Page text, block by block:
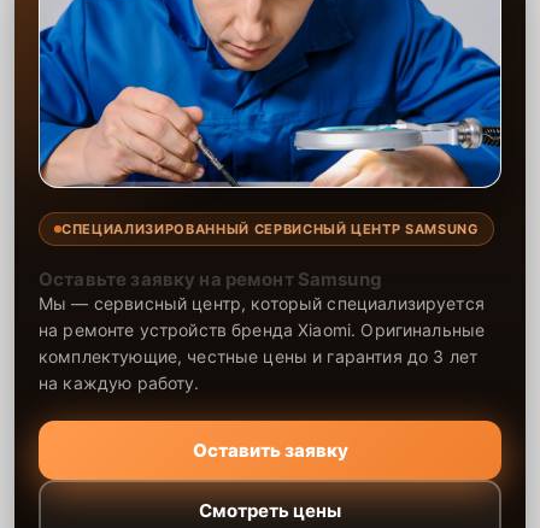
СПЕЦИАЛИЗИРОВАННЫЙ СЕРВИСНЫЙ ЦЕНТР SAMSUNG
Оставьте заявку на ремонт Samsung
Мы — сервисный центр, который специализируется
на ремонте устройств бренда Xiaomi. Оригинальные
комплектующие, честные цены и гарантия до 3 лет
на каждую работу.
Оставить заявку
Смотреть цены